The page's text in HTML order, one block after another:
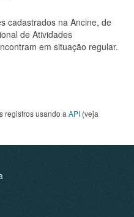
cadastrados na Ancine, de
de Atividades
em situação regular.
registros usando a API (veja